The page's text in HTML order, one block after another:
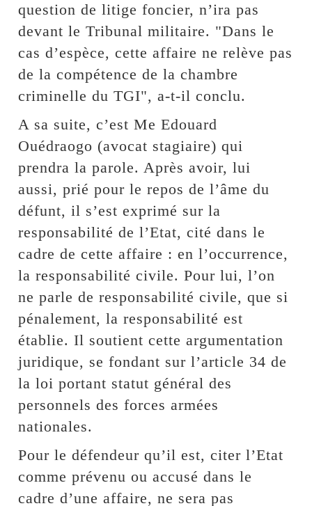
question de litige foncier, n’ira pas
devant le Tribunal militaire. "Dans le
cas d’espèce, cette affaire ne relève pas
de la compétence de la chambre
criminelle du TGI", a-t-il conclu.
A sa suite, c’est Me Edouard
Ouédraogo (avocat stagiaire) qui
prendra la parole. Après avoir, lui
aussi, prié pour le repos de l’âme du
défunt, il s’est exprimé sur la
responsabilité de l’Etat, cité dans le
cadre de cette affaire : en l’occurrence,
la responsabilité civile. Pour lui, l’on
ne parle de responsabilité civile, que si
pénalement, la responsabilité est
établie. Il soutient cette argumentation
juridique, se fondant sur l’article 34 de
la loi portant statut général des
personnels des forces armées
nationales.
Pour le défendeur qu’il est, citer l’Etat
comme prévenu ou accusé dans le
cadre d’une affaire, ne sera pas